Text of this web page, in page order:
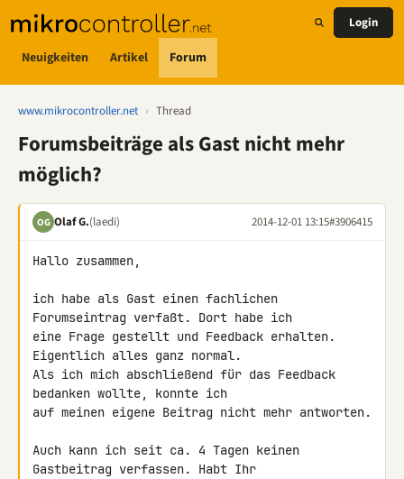
Neuigkeiten Artikel Forum
Login
www.mikrocontroller.net › Thread
Forumsbeiträge als Gast nicht mehr
möglich?
OG Olaf G.(laedi) 2014-12-01 13:15#3906415
Hallo zusammen,
ich habe als Gast einen fachlichen
Forumseintrag verfaßt. Dort habe ich
eine Frage gestellt und Feedback erhalten.
Eigentlich alles ganz normal.
Als ich mich abschließend für das Feedback
bedanken wollte, konnte ich
auf meinen eigene Beitrag nicht mehr antworten.
Auch kann ich seit ca. 4 Tagen keinen
Gastbeitrag verfassen. Habt Ihr